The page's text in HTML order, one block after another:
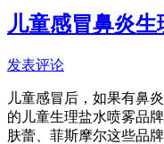
儿童感冒鼻炎
发表评论
儿童感冒后，如果有鼻
的儿童生理盐水喷雾品
肤蕾、菲斯摩尔这些品